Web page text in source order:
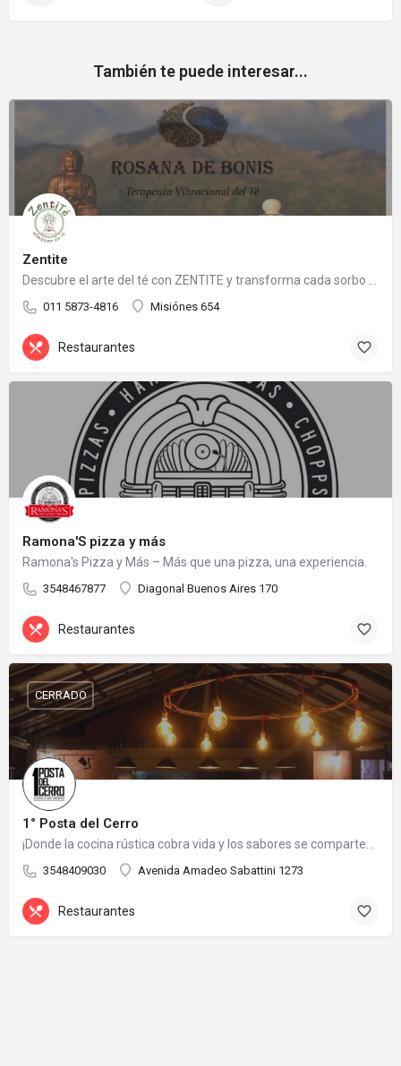
También te puede interesar...
Zentite
011 5873-4816 Misiónes 654
Restaurantes
Ramona'S pizza y más
Ramona's Pizza y Más – Más que una pizza, una experiencia.
3548467877 Diagonal Buenos Aires 170
Restaurantes
1° Posta del Cerro
3548409030 Avenida Amadeo Sabattini 1273
CERRADO
Restaurantes